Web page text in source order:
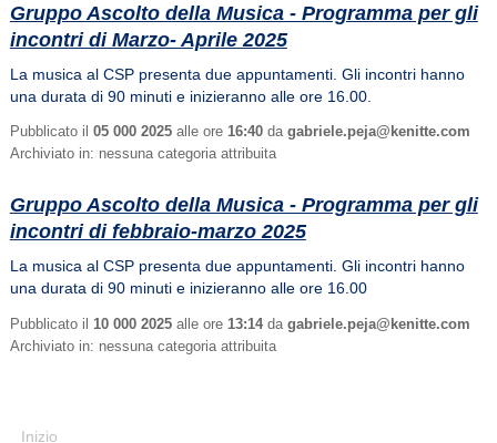
Gruppo Ascolto della Musica - Programma per gli
incontri di Marzo- Aprile 2025
La musica al CSP presenta due appuntamenti. Gli incontri hanno
una durata di 90 minuti e inizieranno alle ore 16.00.
Pubblicato il 05 000 2025 alle ore 16:40 da gabriele.peja@kenitte.com
Archiviato in: nessuna categoria attribuita
Gruppo Ascolto della Musica - Programma per gli
incontri di febbraio-marzo 2025
La musica al CSP presenta due appuntamenti. Gli incontri hanno
una durata di 90 minuti e inizieranno alle ore 16.00
Pubblicato il 10 000 2025 alle ore 13:14 da gabriele.peja@kenitte.com
Archiviato in: nessuna categoria attribuita
Inizio